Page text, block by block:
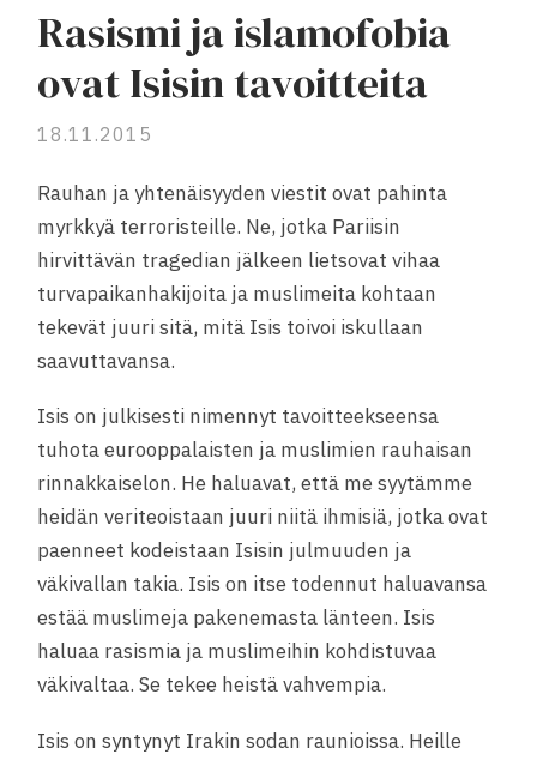
Rasismi ja islamofobia
ovat Isisin tavoitteita
18.11.2015
Rauhan ja yhtenäisyyden viestit ovat pahinta
myrkkyä terroristeille. Ne, jotka Pariisin
hirvittävän tragedian jälkeen lietsovat vihaa
turvapaikanhakijoita ja muslimeita kohtaan
tekevät juuri sitä, mitä Isis toivoi iskullaan
saavuttavansa.
Isis on julkisesti nimennyt tavoitteekseensa
tuhota eurooppalaisten ja muslimien rauhaisan
rinnakkaiselon. He haluavat, että me syytämme
heidän veriteoistaan juuri niitä ihmisiä, jotka ovat
paenneet kodeistaan Isisin julmuuden ja
väkivallan takia. Isis on itse todennut haluavansa
estää muslimeja pakenemasta länteen. Isis
haluaa rasismia ja muslimeihin kohdistuvaa
väkivaltaa. Se tekee heistä vahvempia.
Isis on syntynyt Irakin sodan raunioissa. Heille